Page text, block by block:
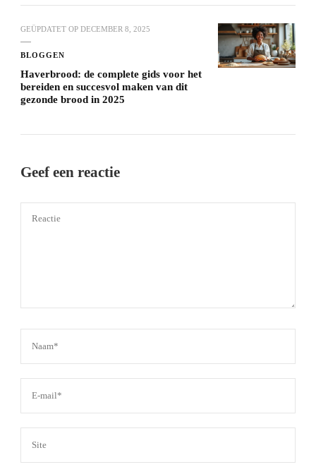
GEÜPDATET OP DECEMBER 8, 2025
BLOGGEN
Haverbrood: de complete gids voor het
bereiden en succesvol maken van dit
gezonde brood in 2025
Geef een reactie